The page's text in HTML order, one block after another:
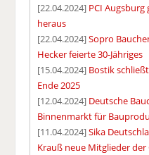
[22.04.2024] PCI
heraus
[22.04.2024]Sopro
Hecker feierte 30-Jähriges
[15.04.2024] Bostik
Ende 2025
[12.04.2024] Deutsche
Binnenmarkt für
[11.04.2024]Sika
Krauß neue Mitglieder